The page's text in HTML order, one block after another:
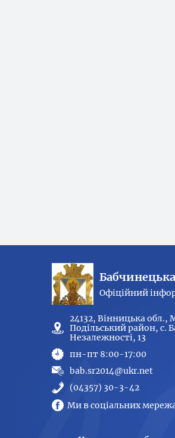
Бабчинецька
Офіційний
24132, Вінницька обл.,
Подільський район, с.
Незалежності, 13
пн-пт 8:00-17:00
bab.sr2014@ukr.net
(04357) 30-3-42
Ми в соціальних